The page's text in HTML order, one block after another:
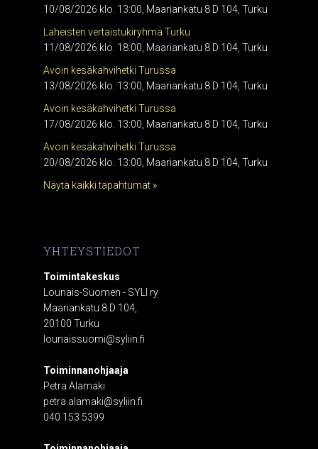
10/08/2026 klo. 13:00, Maariankatu 8 D 104, Turku
Läheisten vertaistukiryhmä Turku
11/08/2026 klo. 18:00, Maariankatu 8 D 104, Turku
Avoin kesäkahvihetki Turussa
13/08/2026 klo. 13:00, Maariankatu 8 D 104, Turku
Avoin kesäkahvihetki Turussa
17/08/2026 klo. 13:00, Maariankatu 8 D 104, Turku
Avoin kesäkahvihetki Turussa
20/08/2026 klo. 13:00, Maariankatu 8 D 104, Turku
Näytä kaikki tapahtumat »
YHTEYSTIEDOT
Toimintakeskus
Lounais-Suomen - SYLI ry
Maariankatu 8 D 104,
20100 Turku
lounaissuomi@syliin.fi
Toiminnanohjaaja
Petra Alamäki
petra.alamaki@syliin.fi
040 153 5399